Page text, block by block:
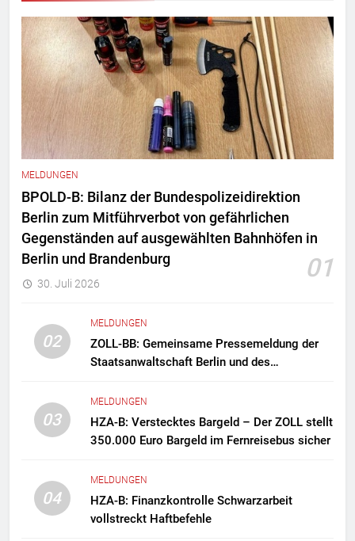
MELDUNGEN
BPOLD-B: Bilanz der Bundespolizeidirektion
Berlin zum Mitführverbot von gefährlichen
Gegenständen auf ausgewählten Bahnhöfen in
Berlin und Brandenburg
01
30. Juli 2026
02
MELDUNGEN
ZOLL-BB: Gemeinsame Pressemeldung der
Staatsanwaltschaft Berlin und des
Zollfahndung hebt mutmaßliches
Drogenlabor aus
03
MELDUNGEN
HZA-B: Verstecktes Bargeld – Der ZOLL stellt
350.000 Euro Bargeld im Fernreisebus sicher
04
MELDUNGEN
HZA-B: Finanzkontrolle Schwarzarbeit
vollstreckt Haftbefehle